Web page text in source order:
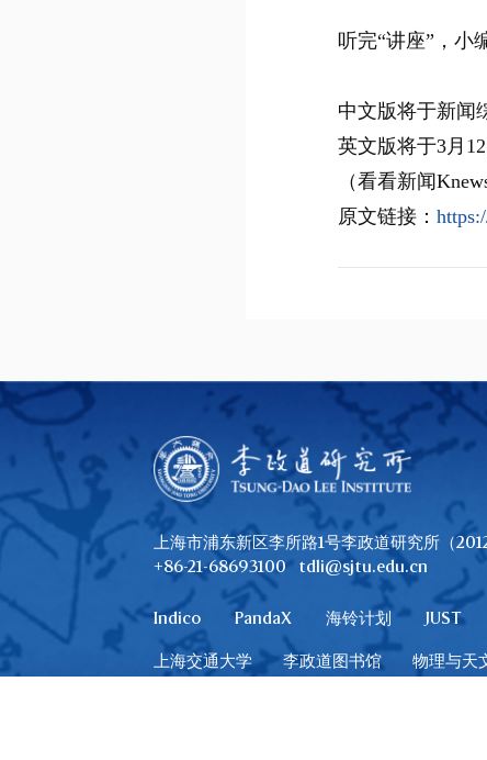
听完“讲座”，小
中文版将于新闻
英文版将于3月
（看看新闻
原文链接：
上海市浦东新区李所路1号李政道研究所（
+86-21-68693100
tdli@sjtu.edu.cn
Indico PandaX 海铃计划 JUST
上海交通大学 李政道图书馆 物理与天